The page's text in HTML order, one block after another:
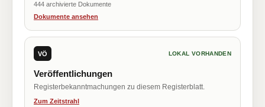
444 archivierte Dokumente
Dokumente ansehen
VÖ LOKAL VORHANDEN
Veröffentlichungen
Registerbekanntmachungen zu diesem Registerblatt.
Zum Zeitstrahl